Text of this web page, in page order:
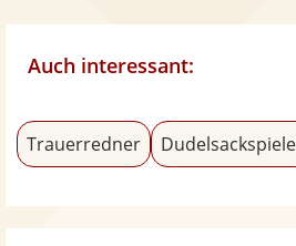
Auch interessant:
Trauerredner